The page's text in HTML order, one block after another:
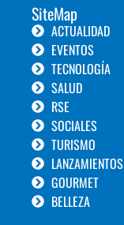
SiteMap
ACTUALIDAD
EVENTOS
TECNOLOGÍA
SALUD
RSE
SOCIALES
TURISMO
LANZAMIENTOS
GOURMET
BELLEZA